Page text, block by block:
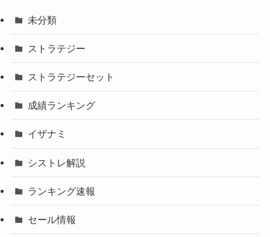
未分類
ストラテジー
ストラテジーセット
成績ランキング
イザナミ
シストレ解説
ランキング速報
セール情報